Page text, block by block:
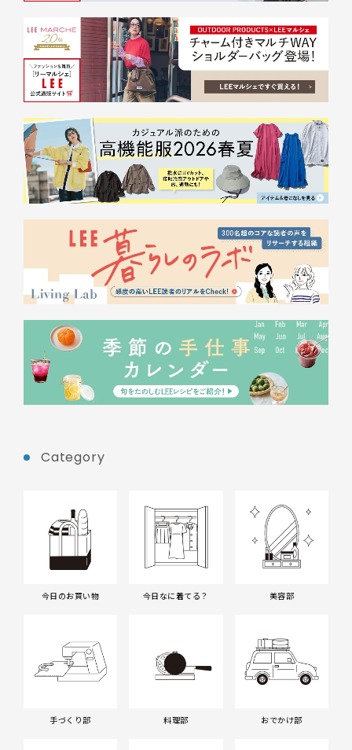
Category
今日のお買い物 今日なに着てる？ 美容部
手づくり部 料理部 おでかけ部